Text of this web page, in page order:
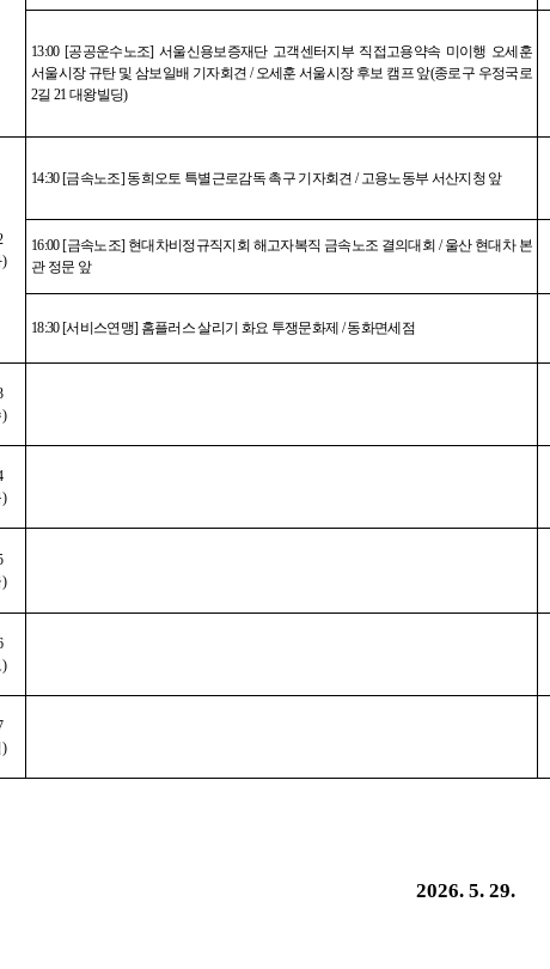
13:00 [공공운수노조]서울신용보증재단 고객센터지부 직접고용약속 미이행 오세훈
서울시장 규탄 및 삼보일배 기자회견 /오세훈 서울시장 후보 캠프 앞(종로구 우정국로
2길21대왕빌딩)
)
14:30 [금속노조] 동희오토 특별근로감독 촉구 기자회견/고용노동부 서산지청 앞
16:00 [금속노조] 현대차비정규직지회 해고자복직 금속노조 결의대회 /울산 현대차 본
관 정문 앞
18:30 [서비스연맹] 홈플러스 살리기 화요 투쟁문화제 /동화면세점
)
)
)
)
)
2026. 5. 29.